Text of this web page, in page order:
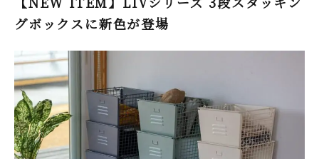
グボックスに新色が登場